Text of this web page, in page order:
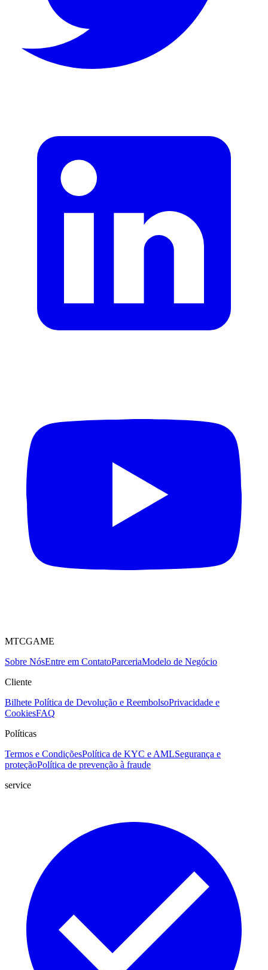
MTCGAME
Sobre NósEntre em ContatoParceriaModelo de Negócio
Cliente
Bilhete Política de Devolução e ReembolsoPrivacidade e
CookiesFAQ
Políticas
Termos e CondiçõesPolítica de KYC e AMLSegurança e
proteçãoPolítica de prevenção à fraude
service